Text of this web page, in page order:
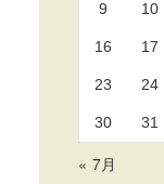
9 10
16 17
23 24
30 31
« 7月